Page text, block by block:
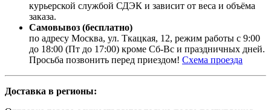
курьерской службой СДЭК и зависит от веса и объёма
заказа.
Самовывоз (бесплатно)
по адресу Москва, ул. Ткацкая, 12, режим работы с 9:00
до 18:00 (Пт до 17:00) кроме Сб-Вс и праздничных дней.
Просьба позвонить перед приездом! Схема проезда
Доставка в регионы: